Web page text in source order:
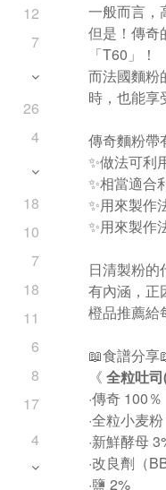
12
7
26
4
18
10
7
18
11
6
8
17
4
一般而言，
但是！傳奇
「T60」！
而法國麵粉
時，也能享
傳奇麵粉帶
✨做法可利
✨相當適合
✨用來製作
✨用來製作
日清製粉
有內涵，正
橙品推薦給
📖食譜分享
《 全粒吐
·傳奇 100％
·全粒小麦
·新鮮酵母
·改良劑（
·鹽 2%